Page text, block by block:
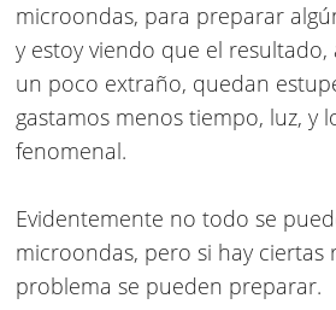
microondas, para preparar
y estoy viendo que el
un poco extraño, quedan
gastamos menos tiempo, luz, y
fenomenal.
Evidentemente no todo se
microondas, pero si hay ciertas
problema se pueden preparar.